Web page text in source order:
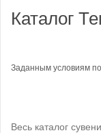
Каталог
Заданным условиям
Весь каталог